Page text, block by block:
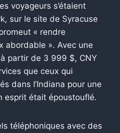
voyageurs s’étaient
sur le site de Syracuse
« rendre
abordable ». Avec une
partir de 3 999 $, CNY
que ceux qui
dans l’Indiana pour une
esprit était époustouflé.
téléphoniques avec des